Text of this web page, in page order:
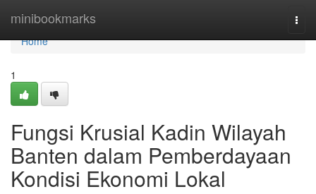
minibookmarks
Home
Home
1
Fungsi Krusial Kadin Wilayah
Banten dalam Pemberdayaan
Kondisi Ekonomi Lokal